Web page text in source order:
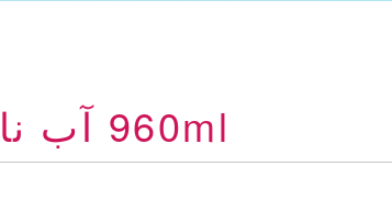
960ml آب نارگیل